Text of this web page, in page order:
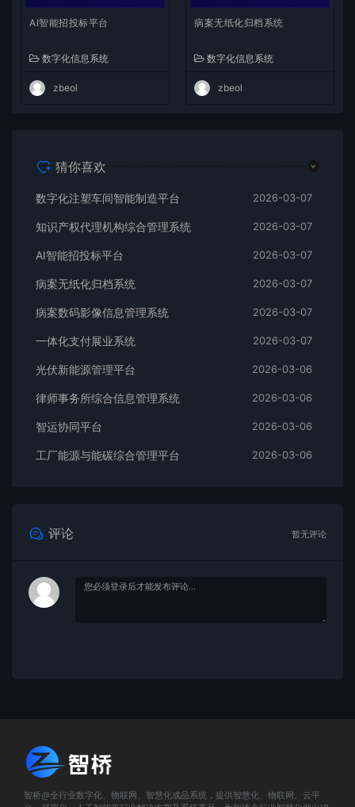
AI智能招投标平台
数字化信息系统
zbeol
病案无纸化归档系统
数字化信息系统
zbeol
猜你喜欢
数字化注塑车间智能制造平台 2026-03-07
知识产权代理机构综合管理系统 2026-03-07
AI智能招投标平台 2026-03-07
病案无纸化归档系统 2026-03-07
病案数码影像信息管理系统 2026-03-07
一体化支付展业系统 2026-03-07
光伏新能源管理平台 2026-03-06
律师事务所综合信息管理系统 2026-03-06
智运协同平台 2026-03-06
工厂能源与能碳综合管理平台 2026-03-06
评论 暂无评论
智桥@全行业数字化、物联网、智慧化成品系统，提供智慧化、物联网、云平